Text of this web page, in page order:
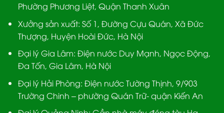
Phường Phương Liệt, Quận Thanh Xuân
Xưởng sản xuất: Số 1, Đường Cựu Quán, Xã Đức
Thượng, Huyện Hoài Đức, Hà Nội
Đại lý Gia Lâm: Điện nước Duy Mạnh, Ngọc Động,
Đa Tốn, Gia Lâm, Hà Nội
Đại lý Hải Phòng: Điện nước Tường Thịnh, 9/903
Trường Chinh – phường Quán Trữ- quận Kiến An